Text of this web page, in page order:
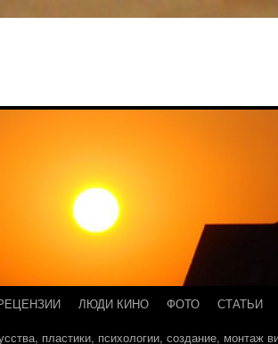
ЛЮДИ КИНО ФОТО
СТАТЬИ
пластики, психологии, создание, монтаж